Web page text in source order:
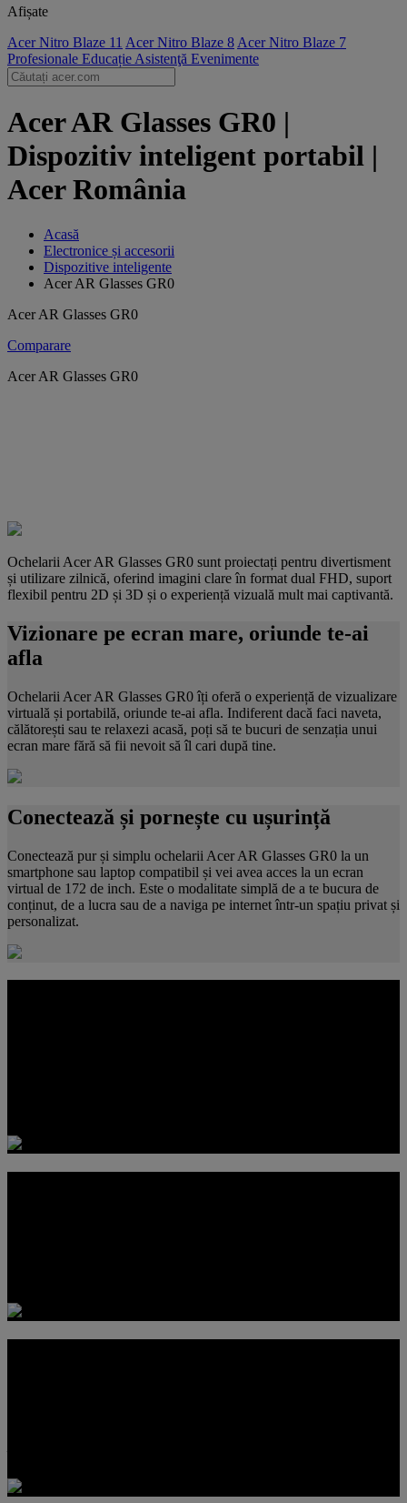
Afișate
Acer Nitro Blaze 11 Acer Nitro Blaze 8 Acer Nitro Blaze 7
Profesionale Educație Asistenţă Evenimente
Acer AR Glasses GR0 |
Dispozitiv inteligent portabil |
Acer România
Acasă
Electronice și accesorii
Dispozitive inteligente
Acer AR Glasses GR0
Acer AR Glasses GR0
Comparare
Acer AR Glasses GR0
Ochelarii Acer AR Glasses GR0 sunt proiectați pentru divertisment
și utilizare zilnică, oferind imagini clare în format dual FHD, suport
flexibil pentru 2D și 3D și o experiență vizuală mult mai captivantă.
Vizionare pe ecran mare, oriunde te-ai
afla
Ochelarii Acer AR Glasses GR0 îți oferă o experiență de vizualizare
virtuală și portabilă, oriunde te-ai afla. Indiferent dacă faci naveta,
călătorești sau te relaxezi acasă, poți să te bucuri de senzația unui
ecran mare fără să fii nevoit să îl cari după tine.
Conectează și pornește cu ușurință
Conectează pur și simplu ochelarii Acer AR Glasses GR0 la un
smartphone sau laptop compatibil și vei avea acces la un ecran
virtual de 172 de inch. Este o modalitate simplă de a te bucura de
conținut, de a lucra sau de a naviga pe internet într-un spațiu privat și
personalizat.